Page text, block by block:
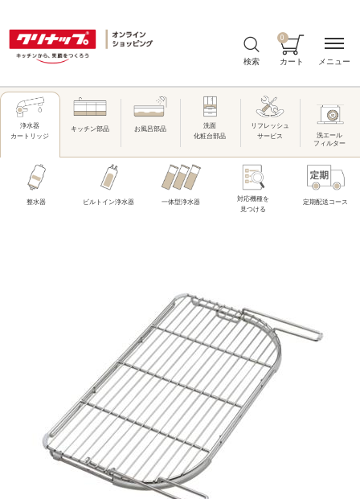
検索 カート
0
浄水器
カートリッジ
キッチン部品 お風呂部品
洗面
化粧台部品
リフレッシュ
サービス
洗エール
フィルター
整水器 ビルトイン浄水器 一体型浄水器
対応機種を
見つける
定期配送コース
メニュー